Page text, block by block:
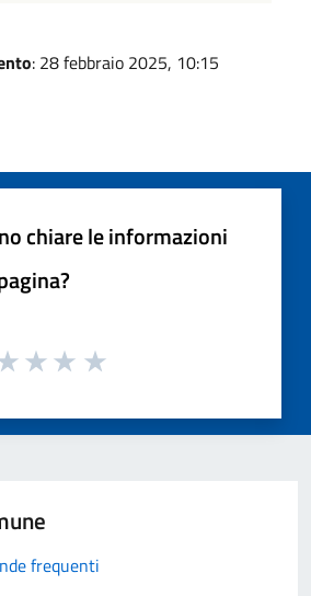
: 28 febbraio 2025, 10:15
chiare le informazioni
frequenti